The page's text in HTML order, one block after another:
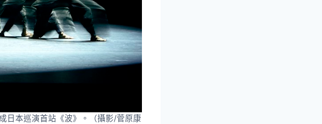
日本巡演首站《波》。（攝影/菅原康